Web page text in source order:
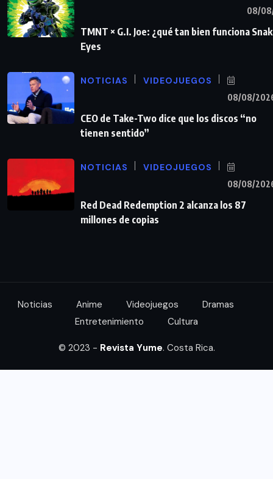
08/
TMNT × G.I. Joe: ¿qué tan bien funciona
Eyes
NOTICIAS VIDEOJUEGOS
08/08/
CEO de Take-Two dice que los discos “no
tienen sentido”
NOTICIAS VIDEOJUEGOS
08/08/
Red Dead Redemption 2 alcanza los 87
millones de copias
Noticias Anime Videojuegos
Dramas
Entretenimiento
Cultura
© 2023 - Revista Yume. Costa Rica.